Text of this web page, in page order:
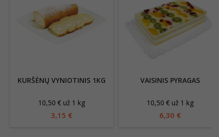
KURŠĖNŲ VYNIOTINIS 1KG
10,50 € už 1 kg
3,15 €
VAISINIS PYRAGAS
10,50 € už 1 kg
6,30 €